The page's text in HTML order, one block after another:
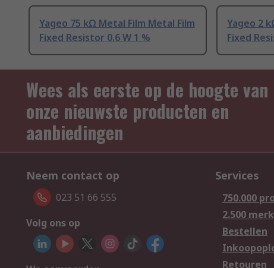
Yageo 75 kΩ Metal Film Metal Film
Fixed Resistor 0.6 W 1 %
Yageo 2
Fixed
Wees als eerste op de hoogte van
onze nieuwste producten en
aanbiedingen
Neem contact op
023 51 66 555
Volg ons op
Services
750.000
2.500
Bestellen
Retouren